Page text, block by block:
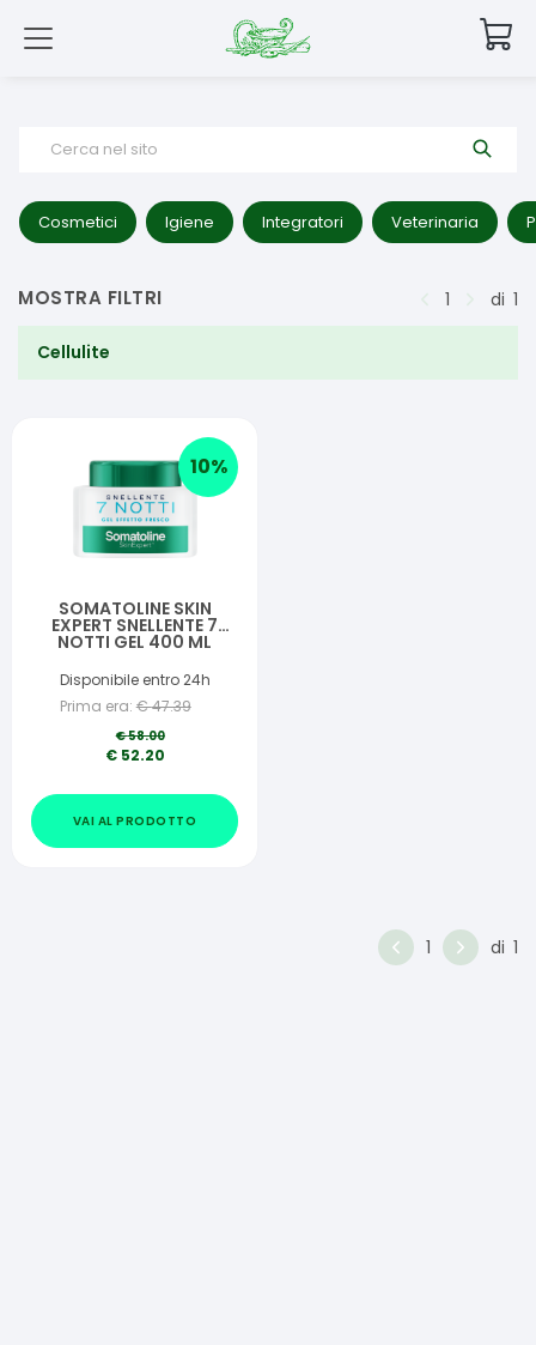
Cerca nel sito
Cosmetici Igiene Integratori Veterinaria
MOSTRA FILTRI 1 di 1
Cellulite
10%
SOMATOLINE SKIN
EXPERT SNELLENTE 7
NOTTI GEL 400 ML
Disponibile entro 24h
Prima era: €47.39
€58.00
€ 52.20
VAI AL PRODOTTO
1 di 1